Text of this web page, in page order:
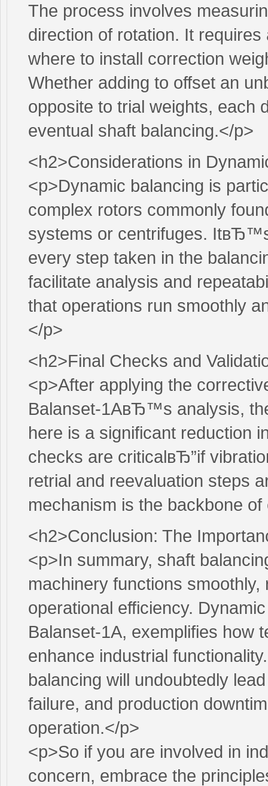
The process involves
direction of rotation. It
where to install correction
Whether adding to offset an
opposite to trial weights, each
eventual shaft balancing.</p>
<h2>Considerations in
<p>Dynamic balancing is
complex rotors commonly
systems or centrifuges.
every step taken in the
facilitate analysis and
that operations run smoothly
</p>
<h2>Final Checks and
<p>After applying the
Balanset-1AвЂ™s analysis,
here is a significant reduction
checks are criticalвЂ”if
retrial and reevaluation steps
mechanism is the backbone
<h2>Conclusion: The
<p>In summary, shaft
machinery functions
operational efficiency.
Balanset-1A, exemplifies how
enhance industrial
balancing will undoubtedly
failure, and production
operation.</p>
<p>So if you are involved in
concern, embrace the